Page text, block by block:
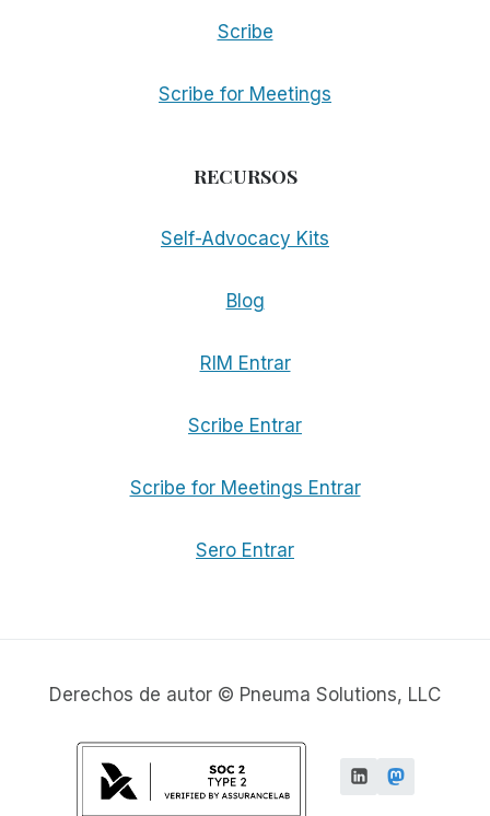
Scribe
Scribe for Meetings
RECURSOS
Self-Advocacy Kits
Blog
RIM Entrar
Scribe Entrar
Scribe for Meetings Entrar
Sero Entrar
Derechos de autor © Pneuma Solutions, LLC